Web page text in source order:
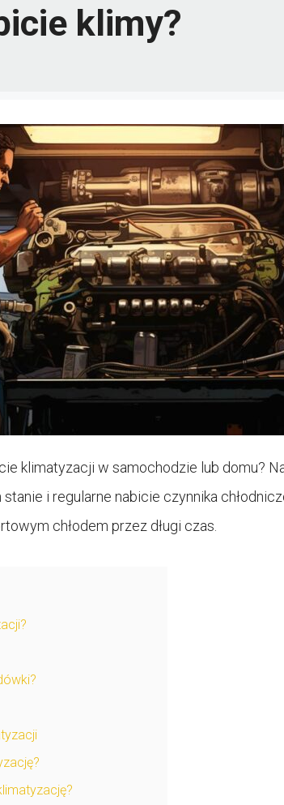
klimy?
klimatyzacji w samochodzie lub domu?
i regularne nabicie czynnika
chłodem przez długi czas.